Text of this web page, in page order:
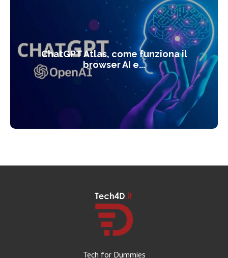
ChatGPT Atlas, come funziona il
browser AI e...
Tech for Dummies